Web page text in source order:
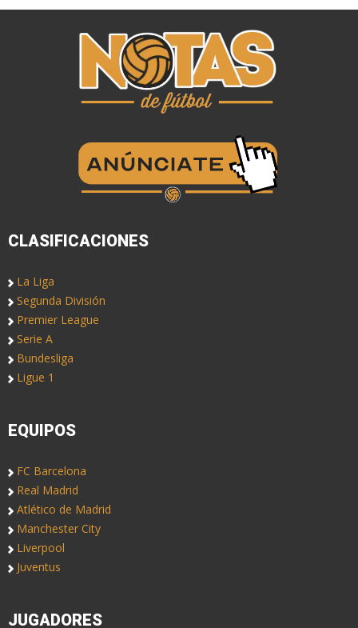
CLASIFICACIONES
La Liga
Segunda División
Premier League
Serie A
Bundesliga
Ligue 1
EQUIPOS
FC Barcelona
Real Madrid
Atlético de Madrid
Manchester City
Liverpool
Juventus
JUGADORES